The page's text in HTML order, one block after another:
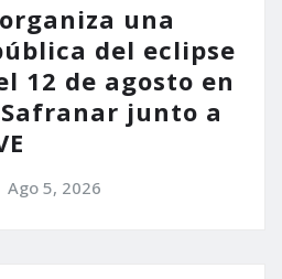
una
del eclipse
12 de agosto en
junto a
Ago 5, 2026